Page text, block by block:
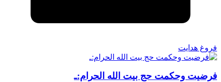
فروغ هدایت
فرضیت وحکمت حج بیت الله الحرام:ـ